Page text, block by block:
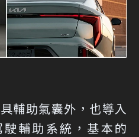
輔助氣囊外，也導入
輔助系統，基本的